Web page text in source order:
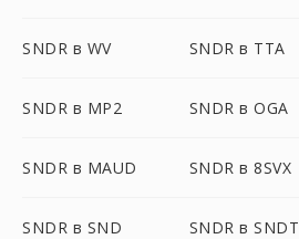
SNDR в WV SNDR в TTA
SNDR в MP2 SNDR в OGA
SNDR в MAUD SNDR в 8SVX
SNDR в SND SNDR в SNDT